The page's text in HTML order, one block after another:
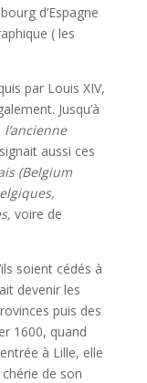
d’Espagne
( les
par Louis XIV,
Jusqu’à
l’ancienne
aussi ces
(Belgium
voire de
soient cédés à
devenir les
puis des
1600, quand
à Lille, elle
de son